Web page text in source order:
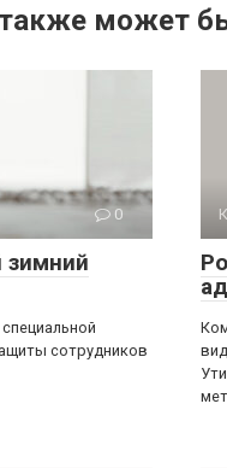
может
0
зимний
сотрудников